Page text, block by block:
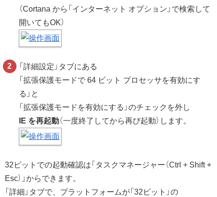
（Cortana から「インターネット オプション」で検索して
開いてもOK）
「詳細設定」タブにある
「拡張保護モードで 64 ビット プロセッサを有効にす
る」と
「拡張保護モードを有効にする」のチェックを外し
IE を再起動（一度終了してから再び起動）します。
32ビットでの起動確認は「タスクマネージャー（Ctrl + Shift +
Esc）」からできます。
「詳細」タブで、プラットフォームが「32ビット」の